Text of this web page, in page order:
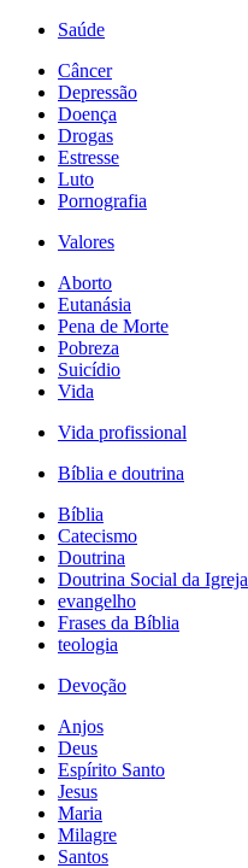
Saúde
Câncer
Depressão
Doença
Drogas
Estresse
Luto
Pornografia
Valores
Aborto
Eutanásia
Pena de Morte
Pobreza
Suicídio
Vida
Vida profissional
Bíblia e doutrina
Bíblia
Catecismo
Doutrina
Doutrina Social da Igreja
evangelho
Frases da Bíblia
teologia
Devoção
Anjos
Deus
Espírito Santo
Jesus
Maria
Milagre
Santos